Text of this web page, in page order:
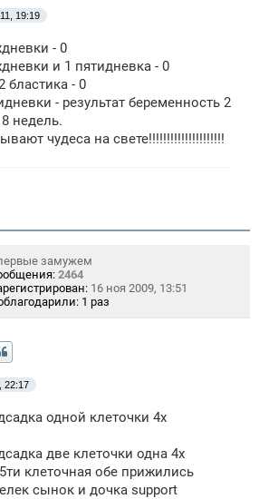
19:19
- 0
и 1 пятидневка - 0
бластика - 0
- результат беременность 2
недель.
чудеса на свете!!!!!!!!!!!!!!!!!!!!!
замужем
2464
16 ноя 2009, 13:51
1 раз
22:17
одной клеточки 4х
две клеточки одна 4х
клеточная обе прижились
сынок и дочка support